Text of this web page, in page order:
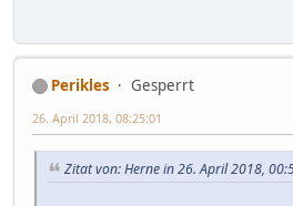
Perikles
Gesperrt
26. April 2018, 08:25:01
Zitat von: Herne in 26. April 2018,